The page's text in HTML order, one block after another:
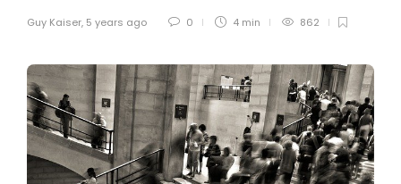
Guy Kaiser, 5 years ago 0 4 min 862